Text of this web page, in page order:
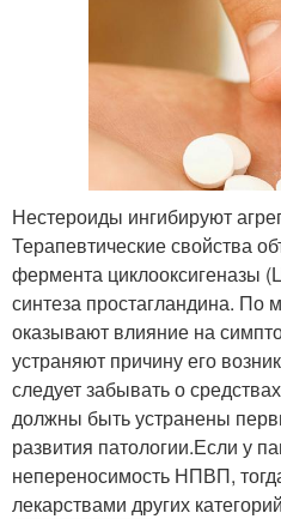
Нестероиды ингибируют
Терапевтические свойства
фермента циклооксигеназы
синтеза простагландина. По
оказывают влияние на
устраняют причину его
следует забывать о
должны быть устранены
развития патологии.Если у
непереносимость НПВП,
лекарствами других